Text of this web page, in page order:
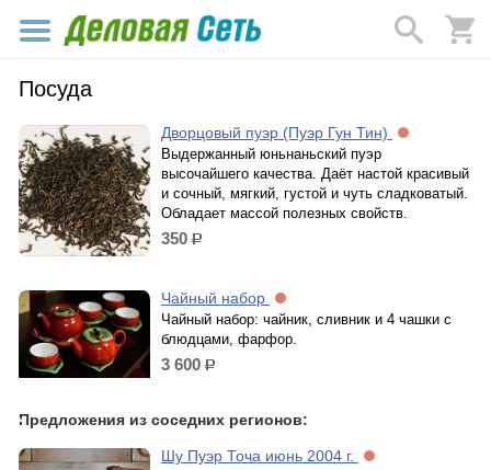
Посуда
Дворцовый пуэр (Пуэр Гун Тин)
Выдержанный юньнаньский пуэр
высочайшего качества. Даёт настой красивый
и сочный, мягкий, густой и чуть сладковатый.
Обладает массой полезных свойств.
350 р.
Чайный набор
Чайный набор: чайник, сливник и 4 чашки с
блюдцами, фарфор.
3 600 р.
Предложения из соседних регионов:
Шу Пуэр Точа июнь 2004 г.